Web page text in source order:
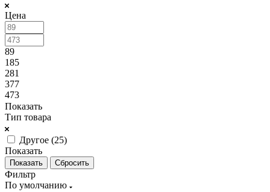
Цена
89
185
281
377
473
Показать
Тип товара
Другое (25)
Показать
Сбросить
Фильтр
По умолчанию